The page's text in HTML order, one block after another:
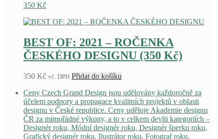
350 Kč
BEST OF: 2021 – ROČENKA
ČESKÉHO DESIGNU (350 Kč)
350 Kč vč. DPH Přidat do košíku
Ceny Czech Grand Design jsou udělovány každoročně za
účelem podpory a propagace kvalitních projektů v oblasti
designu v České republice. Ceny uděluje Akademie designu
ČR za mimořádné výkony, a to v celkem devíti kategoriích –
Designér roku, Módní designér roku, Designér šperku roku,
Grafický designér roku, Ilustrátor roku, Fotograf roku,